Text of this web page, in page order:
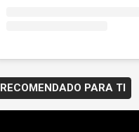
RECOMENDADO PARA TI